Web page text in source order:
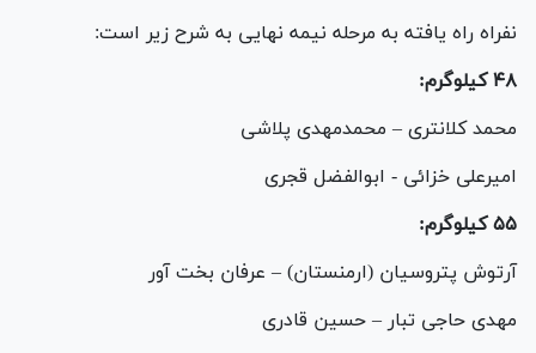
نفراه راه یافته به مرحله نیمه نهایی به شرح زیر است:
۴۸ کیلوگرم:
محمد کلانتری – محمدمهدی پلاشی
امیرعلی خزائی - ابوالفضل قجری
۵۵ کیلوگرم:
آرتوش پتروسیان (ارمنستان) – عرفان بخت آور
مهدی حاجی تبار – حسین قادری